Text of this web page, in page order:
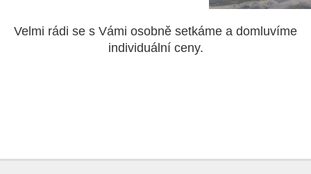
Velmi rádi se s Vámi osobně setkáme a domluvíme
individuální ceny.